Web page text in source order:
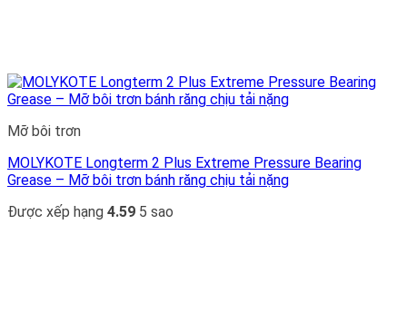
Mỡ bôi trơn
MOLYKOTE Longterm 2 Plus Extreme Pressure Bearing
Grease – Mỡ bôi trơn bánh răng chịu tải nặng
Được xếp hạng 4.59 5 sao